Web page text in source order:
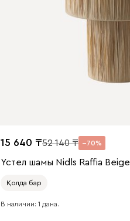
15 640 52 140 70
Үстел шамы Nidls Raffia Beige
Қолда бар
В наличии: 1 дана.